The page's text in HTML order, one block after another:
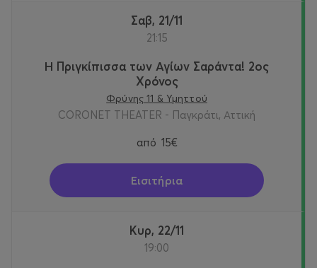
Σαβ, 21/11
21:15
Η Πριγκίπισσα των Αγίων Σαράντα! 2oς
Χρόνος
Φρύνης 11 & Υμηττού
CORONET THEATER - Παγκράτι, Αττική
από 15€
Εισιτήρια
Κυρ, 22/11
19:00